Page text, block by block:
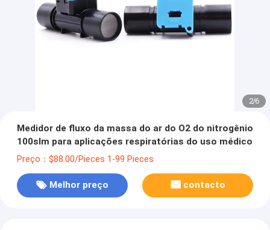
2/6
Medidor de fluxo da massa do ar do O2 do nitrogênio
100slm para aplicações respiratórias do uso médico
Preço：$88.00/Pieces 1-99 Pieces
Melhor preço contacto